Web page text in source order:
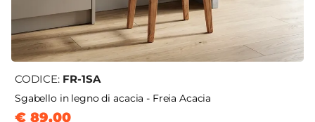
CODICE: FR-1SA
Sgabello in legno di acacia - Freia Acacia
€ 89,00